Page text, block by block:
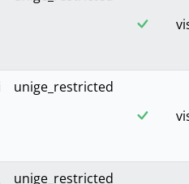
unige_restricted
unige_restricted